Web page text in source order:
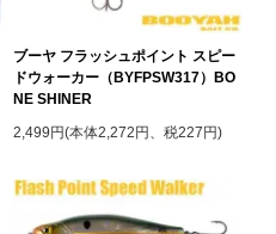
ブーヤ フラッシュポイント スピー
ドウォーカー（BYFPSW317）BO
NE SHINER
2,499円(本体2,272円、税227円)